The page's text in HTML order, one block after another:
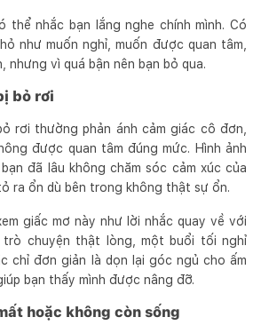
thể nhắc bạn lắng nghe chính mình. Có
như muốn nghỉ, muốn được quan tâm,
nhưng vì quá bận nên bạn bỏ qua.
bỏ rơi
rơi thường phản ánh cảm giác cô đơn,
được quan tâm đúng mức. Hình ảnh
đã lâu không chăm sóc cảm xúc của
ra ổn dù bên trong không thật sự ổn.
giấc mơ này như lời nhắc quay về với
trò chuyện thật lòng, một buổi tối nghỉ
chỉ đơn giản là dọn lại góc ngủ cho ấm
bạn thấy mình được nâng đỡ.
hoặc không còn sống